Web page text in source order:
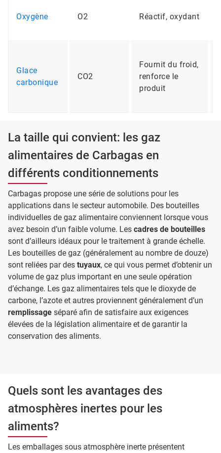
Oxygène O2 Réactif, oxydant
Glace
carbonique
CO2
Fournit du froid,
renforce le
produit
La taille qui convient: les gaz
alimentaires de Carbagas en
différents conditionnements
Carbagas propose une série de solutions pour les
applications dans le secteur automobile. Des bouteilles
individuelles de gaz alimentaire conviennent lorsque vous
avez besoin d’un faible volume. Les cadres de bouteilles
sont d’ailleurs idéaux pour le traitement à grande échelle.
Les bouteilles de gaz (généralement au nombre de douze)
sont reliées par des tuyaux, ce qui vous permet d’obtenir un
volume de gaz plus important en une seule opération
d’échange. Les gaz alimentaires tels que le dioxyde de
carbone, l’azote et autres proviennent généralement d’un
remplissage séparé afin de satisfaire aux exigences
élevées de la législation alimentaire et de garantir la
conservation des aliments.
Quels sont les avantages des
atmosphères inertes pour les
aliments?
Les emballages sous atmosphère inerte présentent